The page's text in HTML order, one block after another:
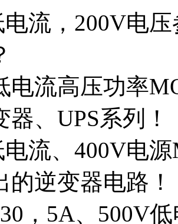
电流，200V电
电流高压功率
器、UPS系列！
电流、400V电
的逆变器电路！
，5A、500V